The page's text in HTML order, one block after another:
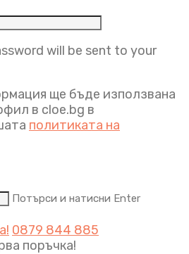
will be sent to your
ще бъде използвана
в cloe.bg в
политиката на
Потърси и натисни Enter
0879 844 885
поръчка!